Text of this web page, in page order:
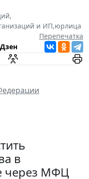
,
и ИП,юрлица
Перепечатка
Дзен
в
через МФЦ